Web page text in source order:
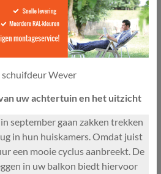
schuifdeur Wever
uw achtertuin en het uitzicht
september gaan zakken trekken
in hun huiskamers. Omdat juist
een mooie cyclus aanbreekt. De
in uw balkon biedt hiervoor